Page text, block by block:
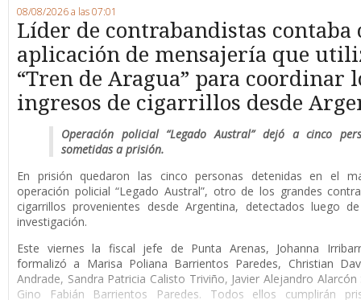
08/08/2026 a las 07:01
Líder de contrabandistas contaba
aplicación de mensajería que
“Tren de Aragua” para coordinar
ingresos de cigarrillos desde
Operación policial “Legado Austral” dejó a cinco
sometidas a prisión.
En prisión quedaron las cinco personas detenidas en el
operación policial “Legado Austral”, otro de los grandes
cigarrillos provenientes desde Argentina, detectados luego
investigación.
Este viernes la fiscal jefe de Punta Arenas, Johanna
formalizó a Marisa Poliana Barrientos Paredes, Christian
Andrade, Sandra Patricia Calisto Triviño, Javier Alejandro Alarcón
Gino Fabián Barrientos Paredes. Todos ellos cumplirán